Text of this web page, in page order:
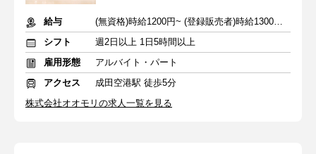
給与
(無資格)時給1200円~ (登録販売者)時給1300～1400円~ ＋交通費
シフト
週2日以上 1日5時間以上
雇用形態
アルバイト・パート
アクセス
成田空港駅 徒歩5分
株式会社オオモリの求人一覧を見る